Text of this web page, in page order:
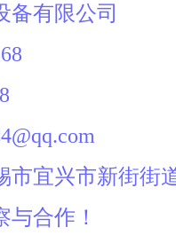
备有限公司
市宜兴市新街街
与合作！